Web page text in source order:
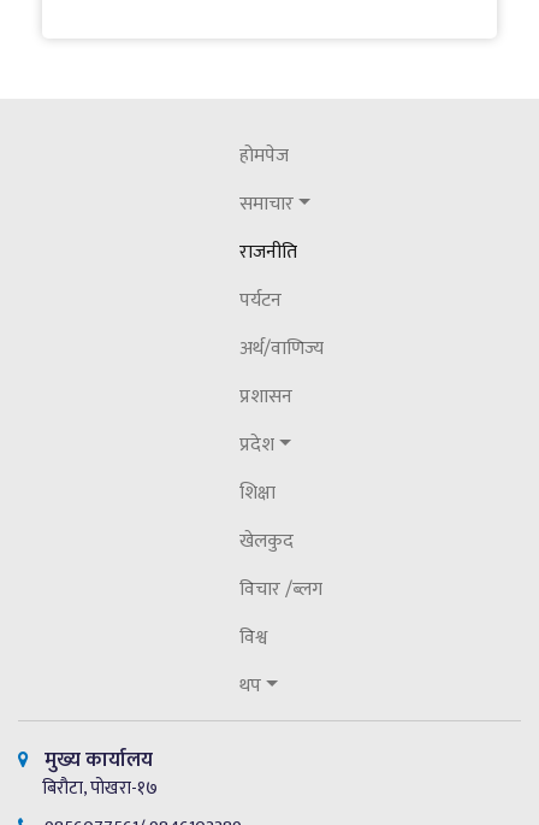
२०८३ असार १८ बिहीबार
कास्की जिल्लालाई पूर्ण खोप सुनिश्चितता तथा
होमपेज
समाचार
राजनीति
पर्यटन
अर्थ/वाणिज्य
प्रशासन
प्रदेश
शिक्षा
खेलकुद
विचार /ब्लग
विश्व
थप
मुख्य कार्यालय
बिरौटा, पोखरा-१७